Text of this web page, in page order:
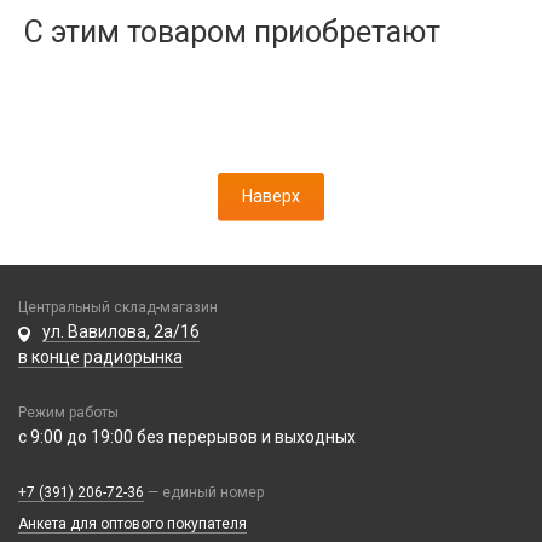
С этим товаром приобретают
Камеры
Проклейки
Шлейфы
АЗУ
АЗУ + FM-модулятор
АЗУ + кабель
Кабели
3 в 1
4 в 1
Компьютерная периферия
Аксессуары для ПК
Наверх
Центральный склад-магазин
ул. Вавилова, 2а/16
в конце радиорынка
Режим работы
с 9:00 до 19:00 без перерывов и выходных
+7 (391) 206-72-36 — единый номер
Анкета для оптового покупателя